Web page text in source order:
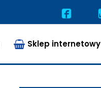
Sklep internetowy